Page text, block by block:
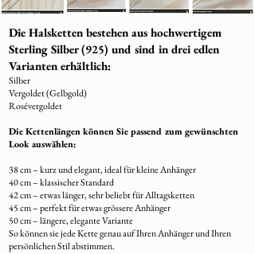
Die Halsketten bestehen aus hochwertigem
Sterling Silber (925) und sind in drei edlen
Varianten erhältlich:
Silber
Vergoldet (Gelbgold)
Rosévergoldet
Die Kettenlängen können Sie passend zum gewünschten
Look auswählen:
38 cm – kurz und elegant, ideal für kleine Anhänger
40 cm – klassischer Standard
42 cm – etwas länger, sehr beliebt für Alltagsketten
45 cm – perfekt für etwas grössere Anhänger
50 cm – längere, elegante Variante
So können sie jede Kette genau auf Ihren Anhänger und Ihren
persönlichen Stil abstimmen.